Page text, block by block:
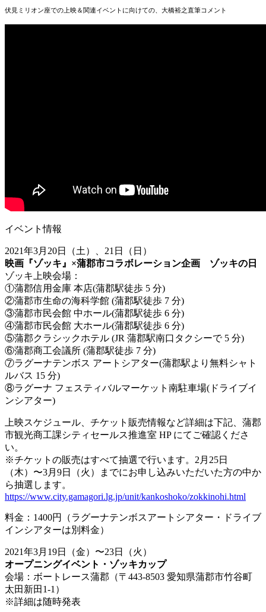
伏見ミリオン座での上映＆関連イベントに向けての、大橋裕之直筆コメント
イベント情報
2021年3月20日（土）、21日（日）
映画『ゾッキ』×蒲郡市コラボレーション企画 ゾッキの日
ゾッキ上映会場：
①蒲郡信用金庫 本店(蒲郡駅徒歩 5 分)
②蒲郡市生命の海科学館 (蒲郡駅徒歩 7 分)
③蒲郡市民会館 中ホール(蒲郡駅徒歩 6 分)
④蒲郡市民会館 大ホール(蒲郡駅徒歩 6 分)
⑤蒲郡クラシックホテル (JR 蒲郡駅南口タクシーで 5 分)
⑥蒲郡商工会議所 (蒲郡駅徒歩 7 分)
⑦ラグーナテンボス アートシアター(蒲郡駅より無料シャト
ルバス 15 分)
⑧ラグーナ フェスティバルマーケット南駐車場(ドライブイ
ンシアター)
上映スケジュール、チケット販売情報など詳細は下記、蒲郡
市観光商工課シティセールス推進室 HP にてご確認くださ
い。
※チケットの販売はすべて抽選で行います。2月25日
（木）〜3月9日（火）までにお申し込みいただいた方の中か
ら抽選します。
https://www.city.gamagori.lg.jp/unit/kankoshoko/zokkinohi.html
料金：1400円（ラグーナテンボスアートシアター・ドライブ
インシアターは別料金）
2021年3月19日（金）〜23日（火）
オープニングイベント・ゾッキカップ
会場：ボートレース蒲郡（〒443-8503 愛知県蒲郡市竹谷町
太田新田1-1）
※詳細は随時発表